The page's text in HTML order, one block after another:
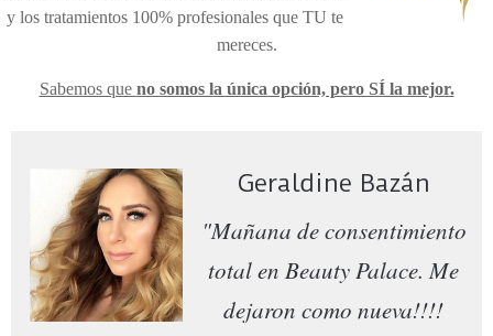
y los tratamientos 100% profesionales que TU te
mereces.
Sabemos que no somos la única opción, pero SÍ la mejor.
Geraldine Bazán
"Mañana de consentimiento
total en Beauty Palace. Me
dejaron como nueva!!!!